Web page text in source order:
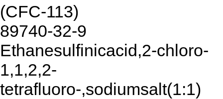
(CFC-113)
89740-32-9
Ethanesulfinicacid,2-chloro-
1,1,2,2-
tetrafluoro-,sodiumsalt(1:1)